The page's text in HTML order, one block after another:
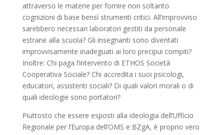
attraverso le materie per fornire non soltanto
cognizioni di base bensì strumenti critici. All’improvviso
sarebbero necessari laboratori gestiti da personale
estrane alla scuola? Gli insegnanti sono diventati
improvvisamente inadeguati ai loro precipui compiti?
Inoltre: Chi paga l’intervento di ETHOS Società
Cooperativa Sociale? Chi accredita i suoi psicologi,
educatori, assistenti sociali? Di quali valori morali o di
quali ideologie sono portatori?
Piuttosto che essere esposti alla ideologia dell’Ufficio
Regionale per l’Europa dell’OMS e BZgA, è proprio vero